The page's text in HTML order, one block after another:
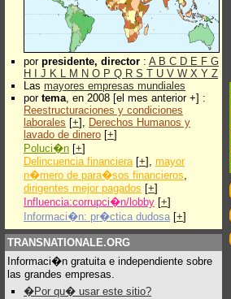
por presidente, director : A B C D E F G
H
J K L M N O P Q R S T U V W X Y Z
Las mayores empresas mundiales
por tema, en 2008 [el mes anterior +] :
Reestructuraciones y condiciones
laborales [+], Derechos Humanos y
lavado de dinero [+]
Poluci�n [+]
Delincuencia financiera[+], mayor
n�mero de para�sos financieros,
dirigentes mejor pagados [+]
Influencia:corrupci�n/lobby [+]
Informaci�n: pr�ctica dudosa [+]
TRANSNATIONALE.ORG
Informaci�n gratuita e independiente sobre
las grandes empresas.
�Por qu� usar este sitio?